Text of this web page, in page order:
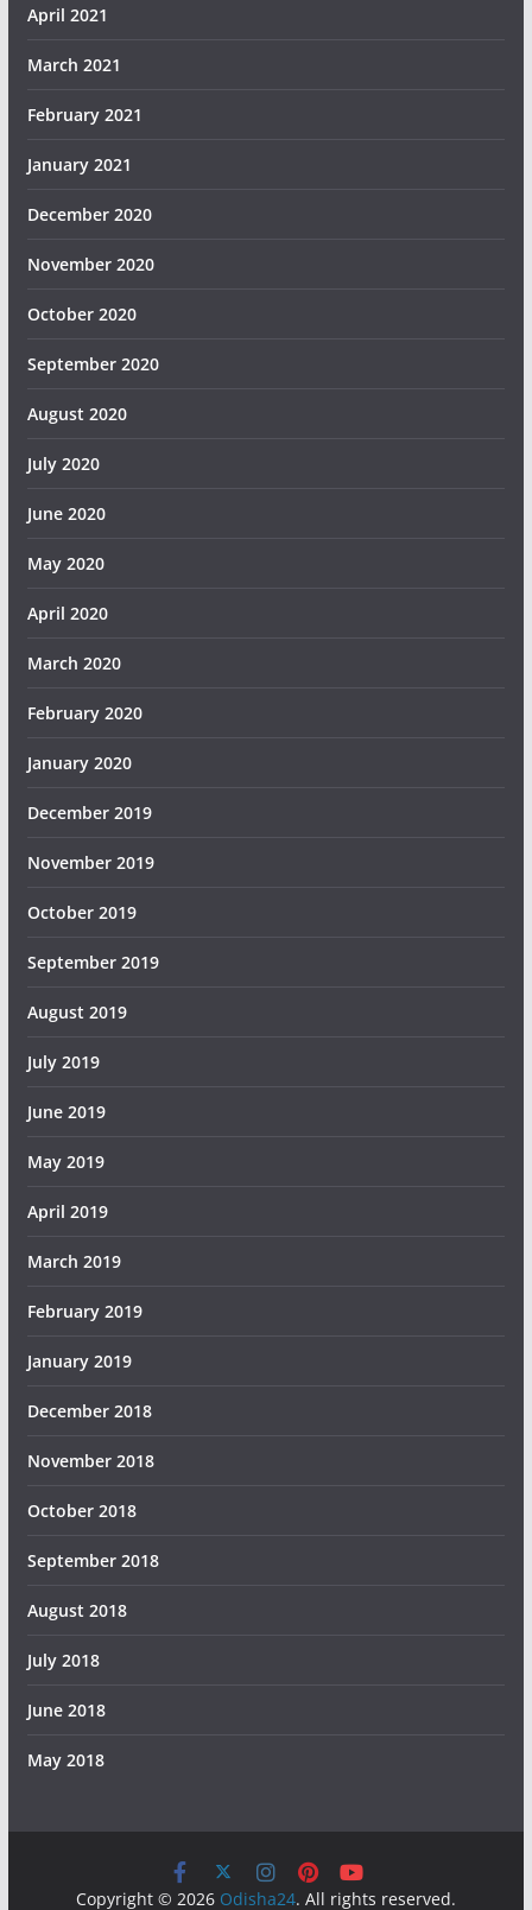
April 2021
March 2021
February 2021
January 2021
December 2020
November 2020
October 2020
September 2020
August 2020
July 2020
June 2020
May 2020
April 2020
March 2020
February 2020
January 2020
December 2019
November 2019
October 2019
September 2019
August 2019
July 2019
June 2019
May 2019
April 2019
March 2019
February 2019
January 2019
December 2018
November 2018
October 2018
September 2018
August 2018
July 2018
June 2018
May 2018
Copyright © 2026 Odisha24. All rights reserved.